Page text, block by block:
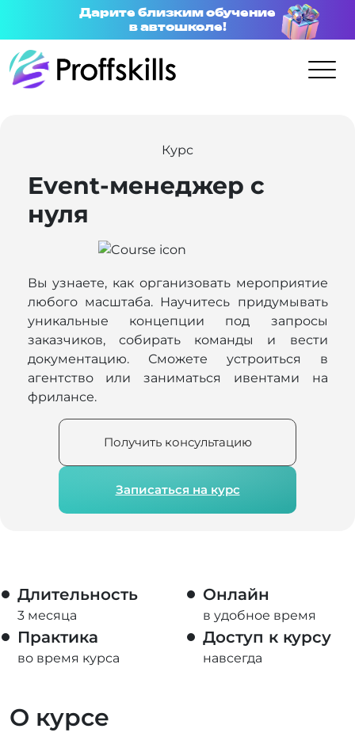
Дарите близким обучение
в автошколе!
Курс
Event-менеджер с
нуля
Вы узнаете, как организовать мероприятие
любого масштаба. Научитесь придумывать
уникальные концепции под запросы
заказчиков, собирать команды и вести
документацию. Сможете устроиться в
агентство или заниматься ивентами на
фрилансе.
Записаться на курс
Получить консультацию
Длительность
3 месяца
Онлайн
в удобное время
Практика
во время курса
Доступ к курсу
навсегда
О курсе